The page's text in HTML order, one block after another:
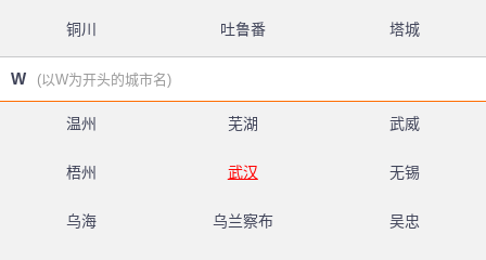
铜川 吐鲁番 塔城
W (以W为开头的城市名)
温州 芜湖 武威
梧州 武汉 无锡
乌海 乌兰察布 吴忠